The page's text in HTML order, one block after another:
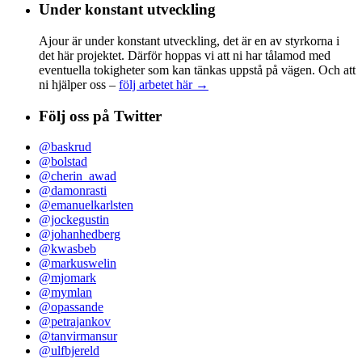
Under konstant utveckling
Ajour är under konstant utveckling, det är en av styrkorna i
det här projektet. Därför hoppas vi att ni har tålamod med
eventuella tokigheter som kan tänkas uppstå på vägen. Och att
ni hjälper oss – följ arbetet här →
Följ oss på Twitter
@baskrud
@bolstad
@cherin_awad
@damonrasti
@emanuelkarlsten
@jockegustin
@johanhedberg
@kwasbeb
@markuswelin
@mjomark
@mymlan
@opassande
@petrajankov
@tanvirmansur
@ulfbjereld